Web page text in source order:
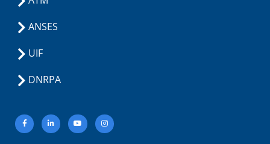
ANSES
UIF
DNRPA